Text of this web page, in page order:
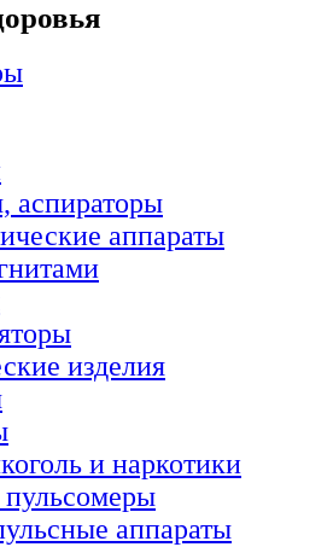
аспираторы
аппараты
изделия
и наркотики
аппараты